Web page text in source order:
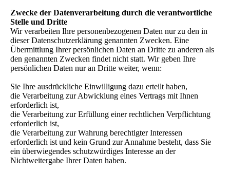
Zwecke der Datenverarbeitung durch die verantwortliche
Stelle und Dritte
Wir verarbeiten Ihre personenbezogenen Daten nur zu den in
dieser Datenschutzerklärung genannten Zwecken. Eine
Übermittlung Ihrer persönlichen Daten an Dritte zu anderen als
den genannten Zwecken findet nicht statt. Wir geben Ihre
persönlichen Daten nur an Dritte weiter, wenn:
Sie Ihre ausdrückliche Einwilligung dazu erteilt haben,
die Verarbeitung zur Abwicklung eines Vertrags mit Ihnen
erforderlich ist,
die Verarbeitung zur Erfüllung einer rechtlichen Verpflichtung
erforderlich ist,
die Verarbeitung zur Wahrung berechtigter Interessen
erforderlich ist und kein Grund zur Annahme besteht, dass Sie
ein überwiegendes schutzwürdiges Interesse an der
Nichtweitergabe Ihrer Daten haben.